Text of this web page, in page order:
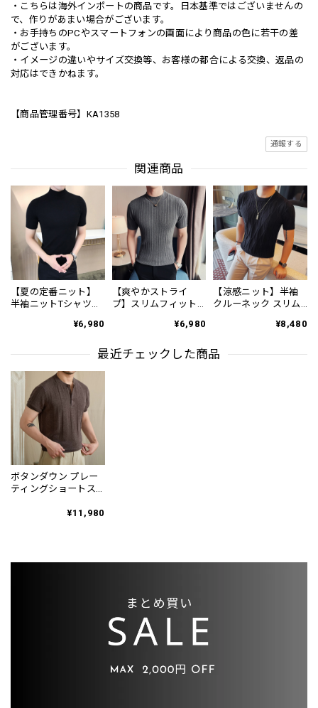
・こちらは海外インポートの商品です。日本基準ではございませんの
で、作りがあまい場合がございます。
・お手持ちのPCやスマートフォンの画面により商品の色に若干の差
がございます。
・イメージの違いやサイズ交換等、お客様の都合による交換、返品の
対応はできかねます。
【商品管理番号】KA1358
通報する
関連商品
【夏の定番ニット】
半袖ニットTシャツ
¥6,980
【爽やかストライ
プ】スリムフィット
¥6,980
【涼感ニット】半袖
クルーネック スリム
¥8,480
最近チェックした商品
ボタンダウン プレー
ティングショートス
3color KA1358¥11,980